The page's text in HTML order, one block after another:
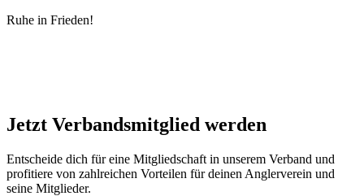
Ruhe in Frieden!
Jetzt Verbandsmitglied werden
Entscheide dich für eine Mitgliedschaft in unserem Verband und
profitiere von zahlreichen Vorteilen für deinen Anglerverein und
seine Mitglieder.